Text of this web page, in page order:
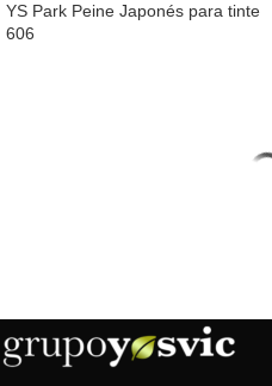
YS Park Peine Japonés para tinte
606